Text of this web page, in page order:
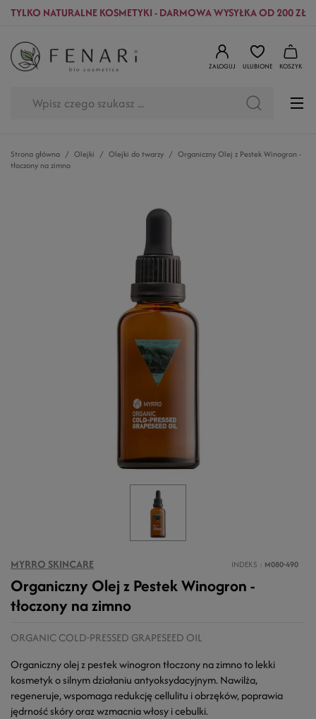
TYLKO NATURALNE KOSMETYKI - DARMOWA WYSYŁKA OD 200 ZŁ
ZALOGUJ ULUBIONE KOSZYK
Strona główna Olejki Olejki do twarzy
Organiczny Olej z Pestek Winogron -
tłoczony na zimno
MYRRO SKINCARE INDEKS M080-490
Organiczny Olej z Pestek Winogron -
tłoczony na zimno
ORGANIC COLD-PRESSED GRAPESEED OIL
Organiczny olej z pestek winogron tłoczony na zimno to lekki
kosmetyk o silnym działaniu antyoksydacyjnym. Nawilża,
regeneruje, wspomaga redukcję cellulitu i obrzęków, poprawia
jędrność skóry oraz wzmacnia włosy i cebulki.